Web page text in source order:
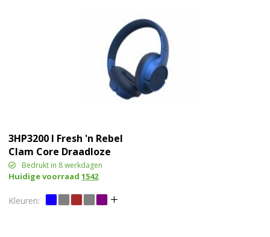
3HP3200 I Fresh 'n Rebel
Clam Core Draadloze
over-ear koptelefoon
met ENC
Bedrukt in 8 werkdagen
Huidige voorraad1542